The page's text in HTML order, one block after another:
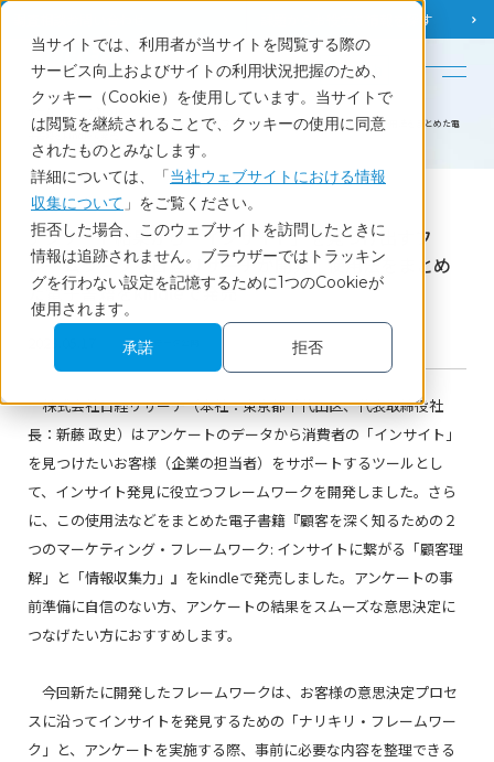
当サイトでは、利用者が当サイトを閲覧する際の
サービス向上およびサイトの利用状況把握のため、
クッキー（Cookie）を使用しています。当サイトで
は閲覧を継続されることで、クッキーの使用に同意
されたものとみなします。
詳細については、「当社ウェブサイトにおける情報
収集について 」をご覧ください。
拒否した場合、このウェブサイトを訪問したときに
情報は追跡されません。ブラウザーではトラッキン
グを行わない設定を記憶するために1つのCookieが
使用されます。
承諾
拒否
お役立ち情報を探す
English
アンケート結果から「インサイト」を見つけ出すフレームワークを日経リサーチが開発｜使用法をまとめた電
子書籍をkindleで発売
News
アンケート結果から「インサイト」を見つけ出すフ
レームワークを日経リサーチが開発｜使用法をまとめ
た電子書籍をkindleで発売
最新データ公開
株式会社日経リサーチ（本社：東京都千代田区、代表取締役社
長：新藤 政史）はアンケートのデータから消費者の「インサイト」
を見つけたいお客様（企業の担当者）をサポートするツールとし
て、インサイト発見に役立つフレームワークを開発しました。さら
に、この使用法などをまとめた電子書籍『顧客を深く知るための２
つのマーケティング・フレームワーク: インサイトに繋がる「顧客理
解」と「情報収集力」』をkindleで発売しました。アンケートの事
前準備に自信のない方、アンケートの結果をスムーズな意思決定に
つなげたい方におすすめします。
今回新たに開発したフレームワークは、お客様の意思決定プロセ
スに沿ってインサイトを発見するための「ナリキリ・フレームワー
ク」と、アンケートを実施する際、事前に必要な内容を整理できる